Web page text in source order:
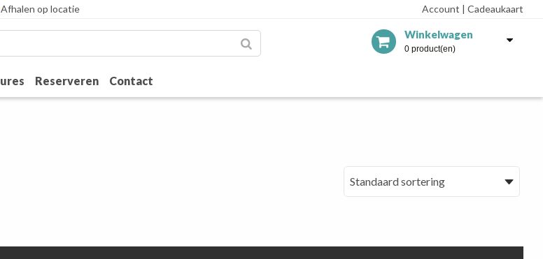
Afhalen op locatie Account | Cadeaukaart
Winkelwagen
0 product(en)
Reserveren Contact